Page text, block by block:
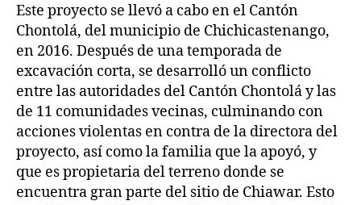
Este proyecto se llevó a cabo en el Cantón
Chontolá, del municipio de Chichicastenango,
en 2016. Después de una temporada de
excavación corta, se desarrolló un conflicto
entre las autoridades del Cantón Chontolá y las
de 11 comunidades vecinas, culminando con
acciones violentas en contra de la directora del
proyecto, así como la familia que la apoyó, y
que es propietaria del terreno donde se
encuentra gran parte del sitio de Chiawar. Esto